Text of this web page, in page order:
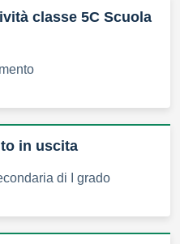
classe 5C Scuola
in uscita
di I grado